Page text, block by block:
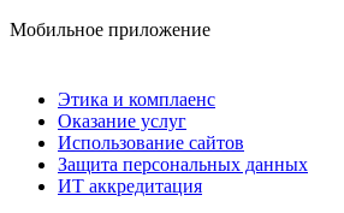
Мобильное приложение
Этика и комплаенс
Оказание услуг
Использование сайтов
Защита персональных данных
ИТ аккредитация